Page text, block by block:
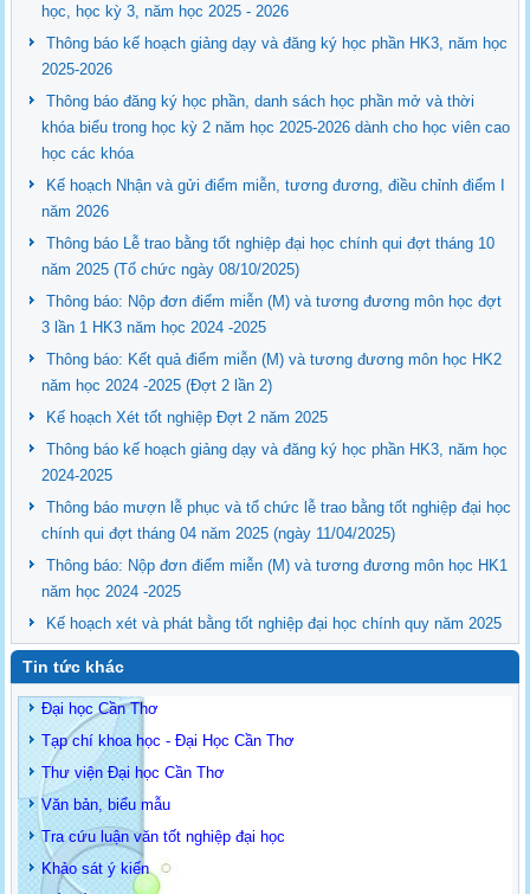
học, học kỳ 3, năm học 2025 - 2026
Thông báo kế hoạch giảng dạy và đăng ký học phần HK3, năm học
2025-2026
Thông báo đăng ký học phần, danh sách học phần mở và thời
khóa biểu trong học kỳ 2 năm học 2025-2026 dành cho học viên cao
học các khóa
Kế hoạch Nhận và gửi điểm miễn, tương đương, điều chỉnh điểm I
năm 2026
Thông báo Lễ trao bằng tốt nghiệp đại học chính qui đợt tháng 10
năm 2025 (Tổ chức ngày 08/10/2025)
Thông báo: Nộp đơn điểm miễn (M) và tương đương môn học đợt
3 lần 1 HK3 năm học 2024 -2025
Thông báo: Kết quả điểm miễn (M) và tương đương môn học HK2
năm học 2024 -2025 (Đợt 2 lần 2)
Kế hoạch Xét tốt nghiệp Đợt 2 năm 2025
Thông báo kế hoạch giảng dạy và đăng ký học phần HK3, năm học
2024-2025
Thông báo mượn lễ phục và tổ chức lễ trao bằng tốt nghiệp đại học
chính qui đợt tháng 04 năm 2025 (ngày 11/04/2025)
Thông báo: Nộp đơn điểm miễn (M) và tương đương môn học HK1
năm học 2024 -2025
Kế hoạch xét và phát bằng tốt nghiệp đại học chính quy năm 2025
Tin tức khác
Đại học Cần Thơ
Tạp chí khoa học - Đại Học Cần Thơ
Thư viện Đại học Cần Thơ
Văn bản, biểu mẫu
Tra cứu luận văn tốt nghiệp đại học
Khảo sát ý kiến